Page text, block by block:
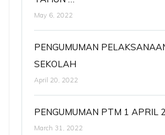
May 6, 2022
PENGUMUMAN
SEKOLAH
April 20, 2022
PENGUMUMAN PTM 1 APRIL
March 31, 2022